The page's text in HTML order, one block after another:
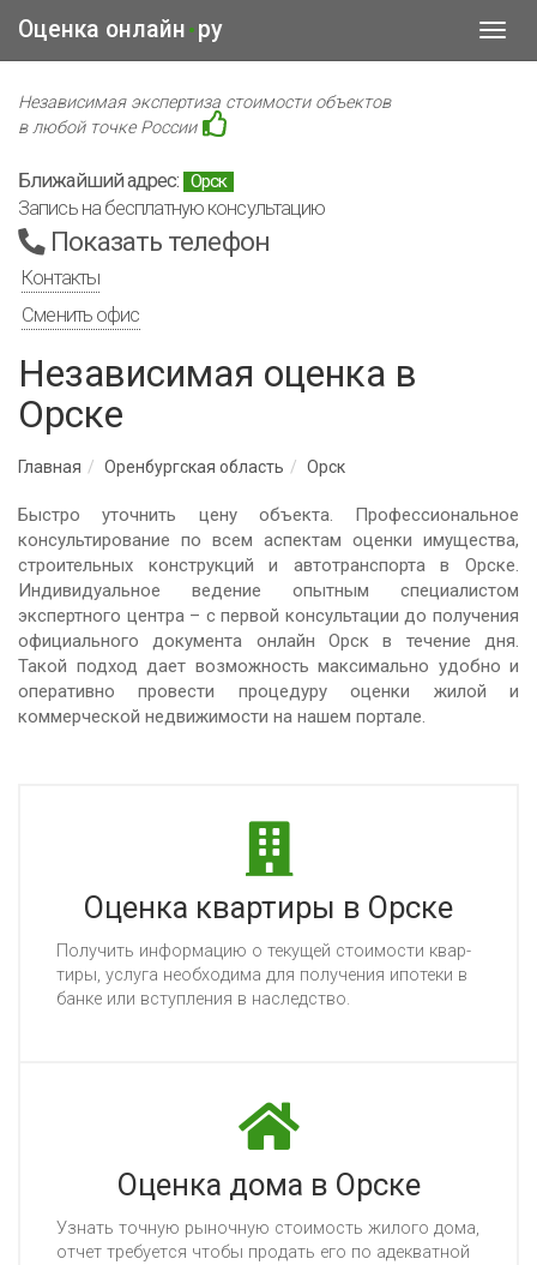
Оценка онлайн • ру
Независимая экспертиза стоимости объектов
в любой точке России
Ближайший адрес: Орск
Запись на бесплатную консультацию
Показать телефон
Контакты
Сменить офис
Независимая оценка в
Орске
Главная Оренбургская область Орск
Быстро уточнить цену объекта. Профессиональное
консультирование по всем аспектам оценки имущества,
строительных конструкций и автотранспорта в Орске.
Индивидуальное ведение опытным специалистом
экспертного центра – с первой консультации до получения
официального документа онлайн Орск в течение дня.
Такой подход дает возможность максимально удобно и
оперативно провести процедуру оценки жилой и
коммерческой недвижимости на нашем портале.
Оценка квартиры в Орске
По­лу­чить ин­фор­ма­цию о те­ку­щей сто­имос­ти квар­
ти­ры, ус­лу­га не­об­хо­ди­ма для по­лу­че­ния ипо­те­ки в
бан­ке или вступ­ле­ния в нас­ледс­тво.
Оценка дома в Орске
Уз­нать точ­ную ры­ноч­ную сто­имость жи­ло­го до­ма,
от­чет тре­бу­ет­ся что­бы про­дать его по адек­ват­ной